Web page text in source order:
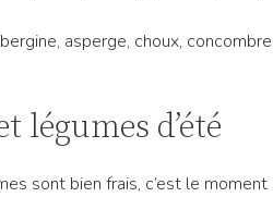
asperge, choux,
légumes d’été
sont bien frais, c’est le